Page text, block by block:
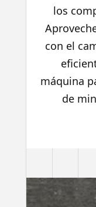
los
con el
máquina
de